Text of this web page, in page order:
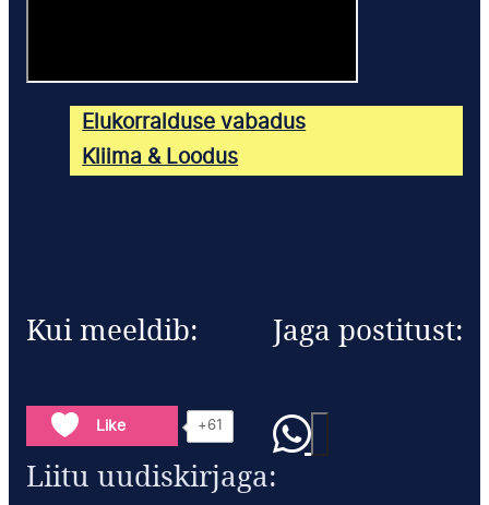
Elukorralduse vabadus
Kliima & Loodus
Kui meeldib:
Like +61
Jaga postitust:
Liitu uudiskirjaga: